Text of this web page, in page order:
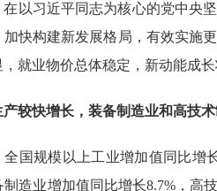
在以习近平同志为核心的党中央
加快构建新发展格局，有效实施
就业物价总体稳定，新动能成
较快增长，装备制造业和高技
全国规模以上工业增加值同比增
制造业增加值同比增长8.7% ，高